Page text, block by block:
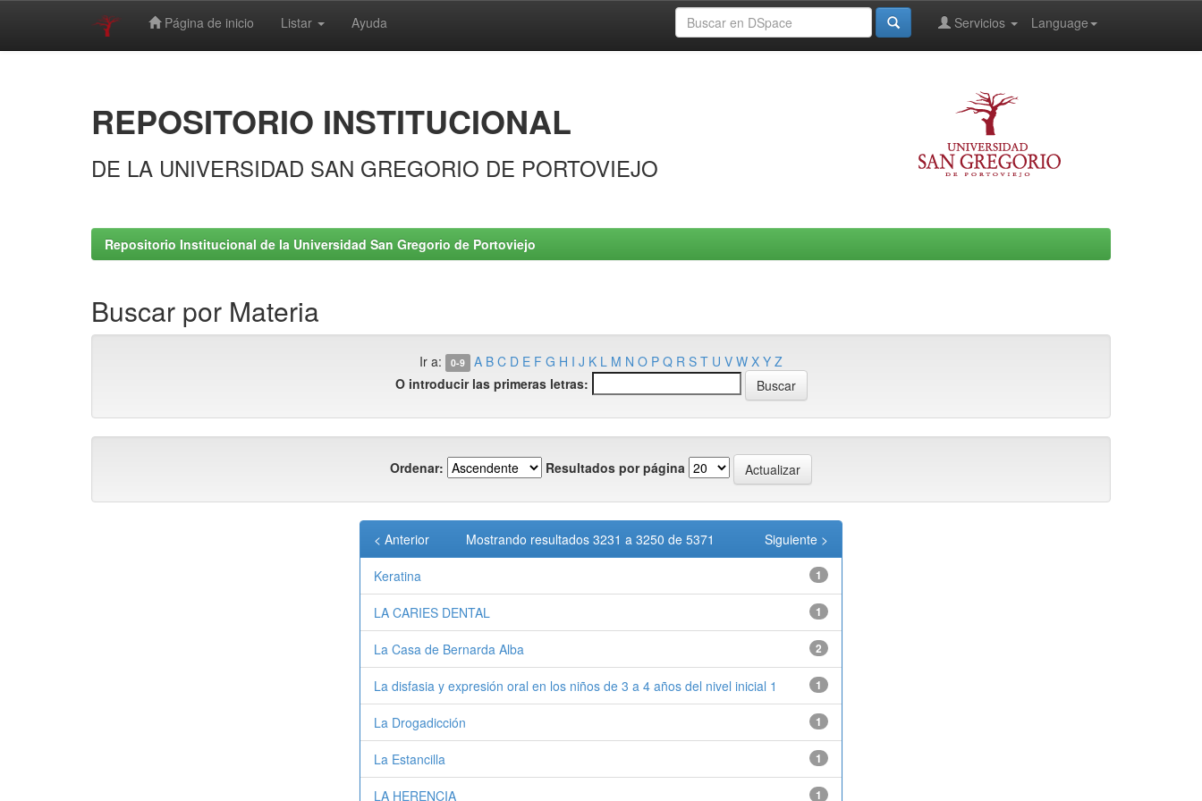
Página de inicio Listar Ayuda Language
Servicios
REPOSITORIO INSTITUCIONAL
DE LA UNIVERSIDAD SAN GREGORIO DE PORTOVIEJO
Repositorio Institucional de la Universidad San Gregorio de Portoviejo
Buscar por Materia
Ir a: 0-9 A B C D E F G H I J K L M N O P Q R S T U V W X Y Z
O introducir las primeras letras:
Ordenar: Resultados por página
Mostrando resultados 3231 a 3250 de 5371
< Anterior Siguiente >
Keratina 1
LA CARIES DENTAL 1
La Casa de Bernarda Alba 2
La disfasia y expresión oral en los niños de 3 a 4 años del nivel inicial 1 1
La Drogadicción 1
La Estancilla 1
LA HERENCIA 1